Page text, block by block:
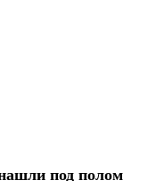
под полом